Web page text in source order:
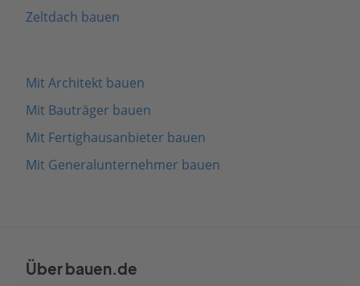
Zeltdach bauen
Mit Architekt bauen
Mit Bauträger bauen
Mit Fertighausanbieter bauen
Mit Generalunternehmer bauen
Über bauen.de